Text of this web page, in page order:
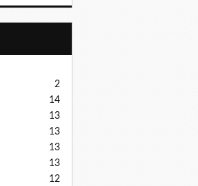
2
14
13
13
13
13
12